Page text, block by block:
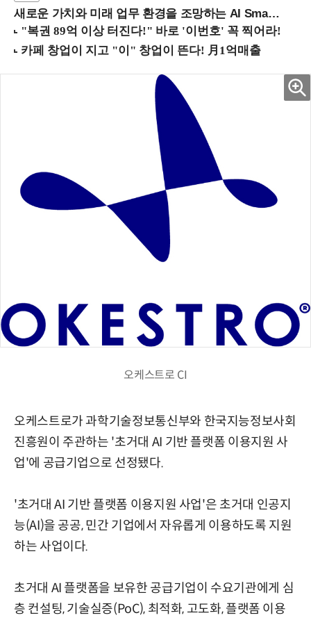
새로운 가치와 미래 업무 환경을 조망하는 AI Smart Work Summit 2026 (9/11 코엑스)
오케스트로 CI
오케스트로가 과학기술정보통신부와 한국지능정보사회
진흥원이 주관하는 '초거대 AI 기반 플랫폼 이용지원 사
업'에 공급기업으로 선정됐다.
'초거대 AI 기반 플랫폼 이용지원 사업'은 초거대 인공지
능(AI)을 공공, 민간 기업에서 자유롭게 이용하도록 지원
하는 사업이다.
초거대 AI 플랫폼을 보유한 공급기업이 수요기관에게 심
층 컨설팅, 기술실증(PoC), 최적화, 고도화, 플랫폼 이용